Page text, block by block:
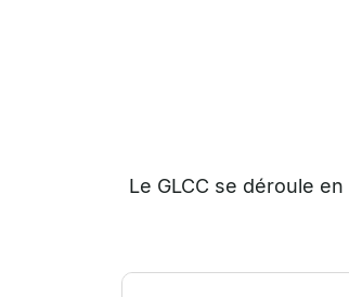
Le GLCC se déroule en